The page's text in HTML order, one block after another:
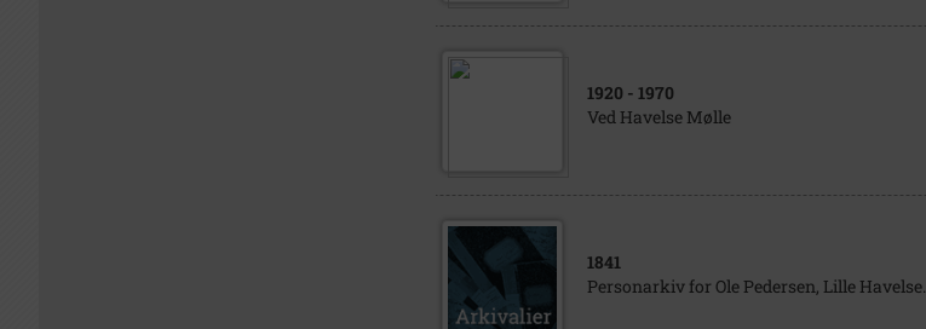
1920 - 1970
Ved Havelse Mølle
1841
Personarkiv for Ole Pedersen, Lille Havelse.